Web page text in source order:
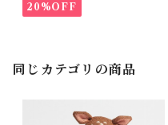
20%OFF
同じカテゴリの商品